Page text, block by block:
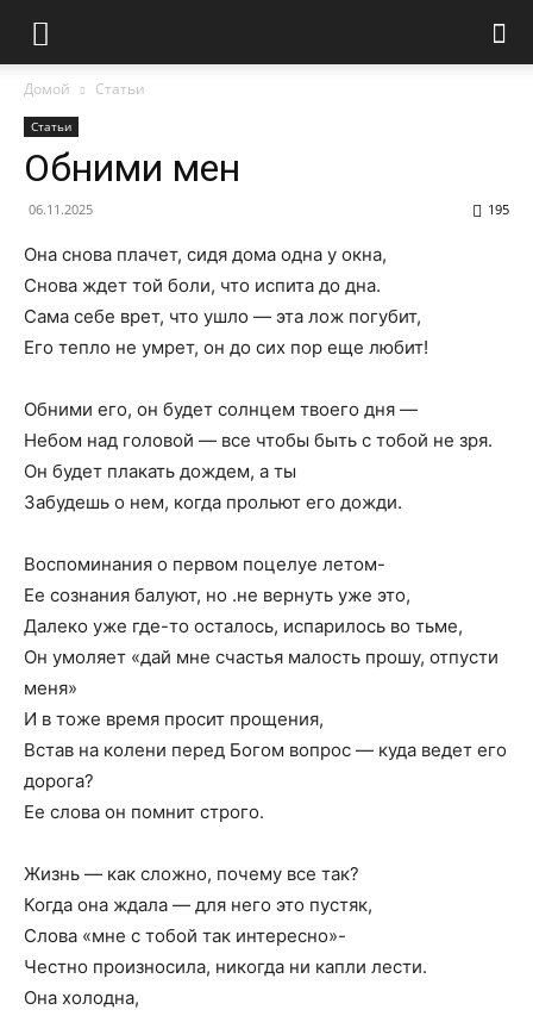
Домой Статьи
Статьи
Обними мен
06.11.2025 195
Она снова плачет, сидя дома одна у окна,
Снова ждет той боли, что испита до дна.
Сама себе врет, что ушло — эта лож погубит,
Его тепло не умрет, он до сих пор еще любит!
Обними его, он будет солнцем твоего дня —
Небом над головой — все чтобы быть с тобой не зря.
Он будет плакать дождем, а ты
Забудешь о нем, когда прольют его дожди.
Воспоминания о первом поцелуе летом-
Ее сознания балуют, но .не вернуть уже это,
Далеко уже где-то осталось, испарилось во тьме,
Он умоляет «дай мне счастья малость прошу, отпусти
меня»
И в тоже время просит прощения,
Встав на колени перед Богом вопрос — куда ведет его
дорога?
Ее слова он помнит строго.
Жизнь — как сложно, почему все так?
Когда она ждала — для него это пустяк,
Слова «мне с тобой так интересно»-
Честно произносила, никогда ни капли лести.
Она холодна,